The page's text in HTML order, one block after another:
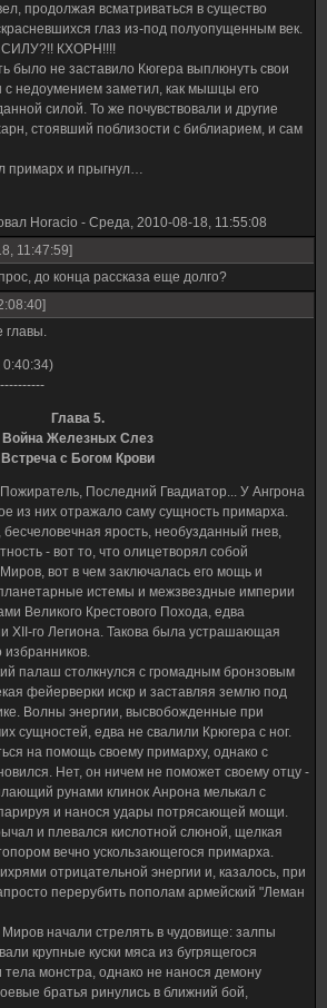
продолжая всматриваться в существо
глаз из-под полуопущенным век.
СИЛУ?!! КХОРН!!!!
было не заставило Кюгера выплюнуть свои
с недоумением заметил, как мышцы его
силой. То же почувствовали и другие
стоявший поблизости с библиарием, и сам
примарх и прыгнул…
Horacio - Среда, 2010-08-18, 11:55:08
11:47:59]
до конца рассказа еще долго?
главы.
Глава 5.
Война Железных Слез
Встреча с Богом Крови
Последний Гвадиатор... У Ангрона
из них отражало саму сущность примарха.
ярость, необузданный гнев,
- вот то, что олицетворял собой
вот в чем заключалась его мощь и
истемы и межзвездные империи
Великого Крестового Похода, едва
XII-го Легиона. Такова была устрашающая
избранников.
палаш столкнулся с громадным бронзовым
фейерверки искр и заставляя землю под
Волны энергии, высвобожденные при
сущностей, едва не свалили Крюгера с ног.
на помощь своему примарху, однако с
Нет, он ничем не поможет своему отцу -
рунами клинок Анрона мелькал с
и нанося удары потрясающей мощи.
и плевался кислотной слюной, щелкая
вечно ускользающегося примарха.
отрицательной энергии и, казалось, при
перерубить пополам армейский "Леман
начали стрелять в чудовище: залпы
крупные куски мяса из бугрящегося
монстра, однако не нанося демону
братья ринулись в ближний бой,